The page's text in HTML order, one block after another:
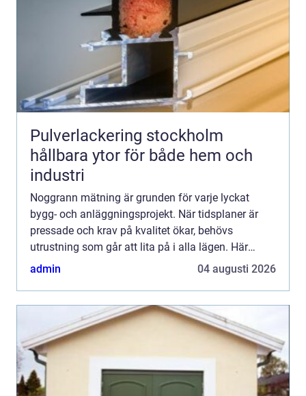
Pulverlackering stockholm
hållbara ytor för både hem och
industri
Noggrann mätning är grunden för varje lyckat
bygg- och anläggningsprojekt. När tidsplaner är
pressade och krav på kvalitet ökar, behövs
utrustning som går att lita på i alla lägen. Här
spelar topcon en viktig roll. Med robusta
admin 04 augusti 2026